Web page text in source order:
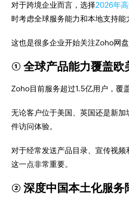
对于跨境企业而言，选择2026年
时考虑全球服务能力和本地支持能
这也是很多企业开始关注Zoho网盘
① 全球产品能力覆盖欧
Zoho目前服务超过1.5亿用户，覆
无论客户位于美国、英国还是新
件访问体验。
对于经常发送产品目录、宣传视频
这一点非常重要。
② 深度中国本土化服务